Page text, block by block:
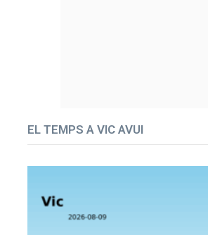
EL TEMPS A VIC AVUI